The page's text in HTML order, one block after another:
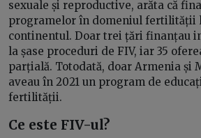
sexuale și reproductive, arăta că
programelor în domeniul fertilității
continentul. Doar trei țări finanțau
la șase proceduri de FIV, iar 35
parțială. Totodată, doar Armenia și
aveau în 2021 un program de
fertilității.
Ce este FIV-ul?